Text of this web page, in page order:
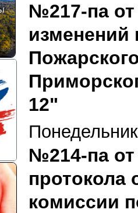
№217-па от
изменений
12"
№214-па от
протокола
комиссии